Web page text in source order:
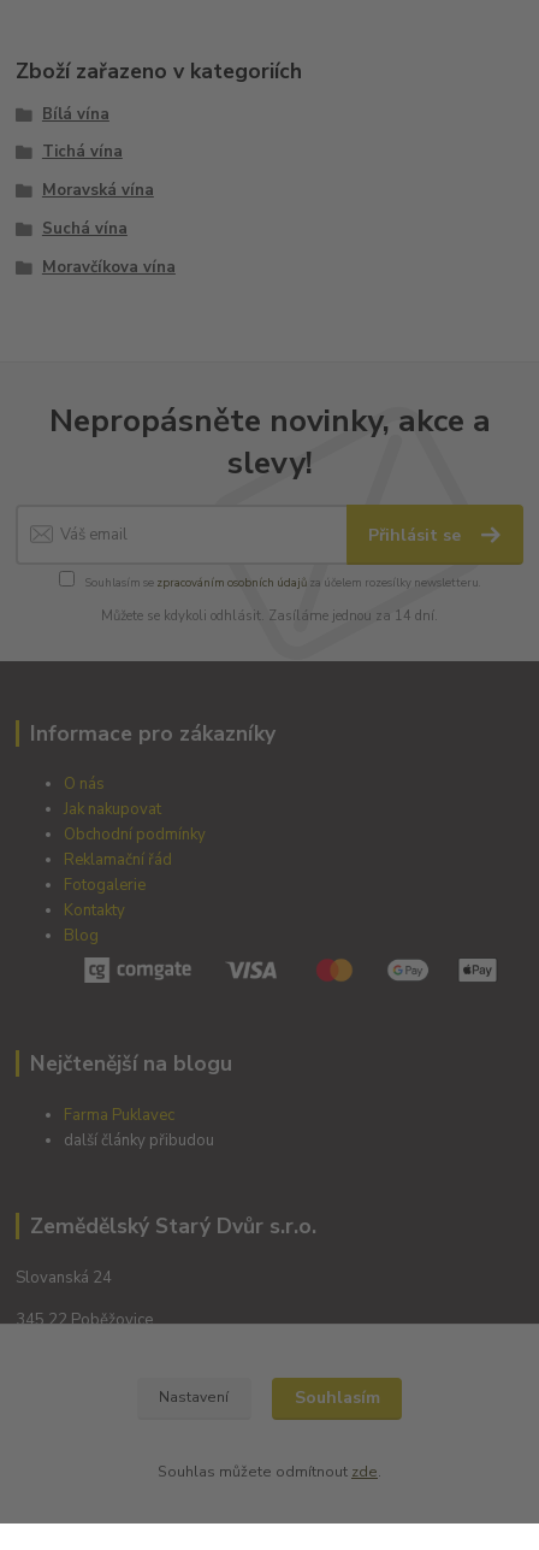
Zboží zařazeno v kategoriích
Bílá vína
Tichá vína
Moravská vína
Suchá vína
Moravčíkova vína
Nepropásněte novinky, akce a
slevy!
Přihlásit se
Souhlasím se zpracováním osobních údajůza účelem rozesílky newsletteru.
Můžete se kdykoli odhlásit. Zasíláme jednou za 14 dní.
Informace pro zákazníky
O nás
Jak nakupovat
Obchodní podmínky
Reklamační řád
Fotogalerie
Kontakty
Blog
Nejčtenější na blogu
Farma Puklavec
další články přibudou
Zemědělský Starý Dvůr s.r.o.
Slovanská 24
345 22 Poběžovice
Nastavení Souhlasím
Souhlas můžete odmítnout zde.